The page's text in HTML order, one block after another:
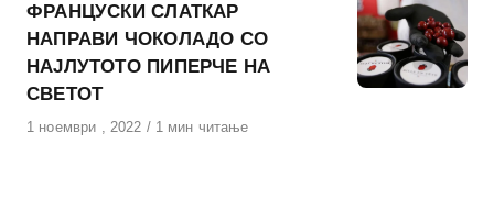
ФРАНЦУСКИ СЛАТКАР
НАПРАВИ ЧОКОЛАДО СО
НАЈЛУТОТО ПИПЕРЧЕ НА
СВЕТОТ
Објавено
1 ноември , 2022 1 мин читање